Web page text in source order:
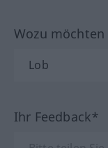
Wozu möchten
Ihr Feedback*